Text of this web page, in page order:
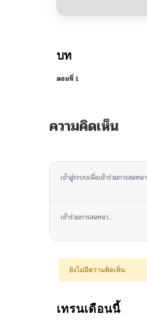
บท
ตอนที่ 1
ความคิดเห็น
เข้าสู่ระบบเพื่อเข้าร่วมการสนทนา
เข้าร่วมการสนทนา...
ยังไม่มีความคิดเห็น
เทรนเดือนนี้